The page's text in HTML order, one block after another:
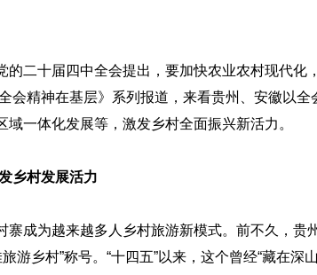
真机
示
的二十届四中全会提出，要加快农业农村现代化
会精神在基层》系列报道，来看贵州、安徽以全
一体化发展等，激发乡村全面振兴新活力。
乡村发展活力
成为越来越多人乡村旅游新模式。前不久，贵
游乡村”称号。“十四五”以来，这个曾经“藏在深